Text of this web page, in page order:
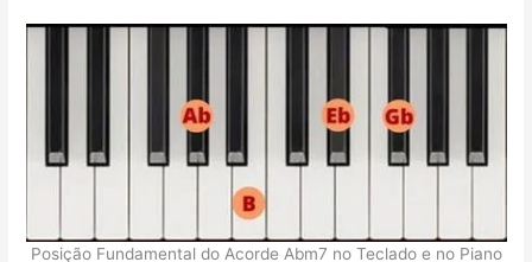
Posição Fundamental do Acorde Abm7 no Teclado e no Piano